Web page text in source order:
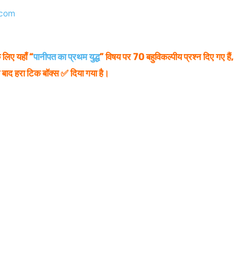
यहाँ “पानीपत का प्रथम युद्ध” विषय पर 70 बहुविकल्पीय प्रश्न दिए गए हैं,
हरा टिक बॉक्स ✅ दिया गया है।